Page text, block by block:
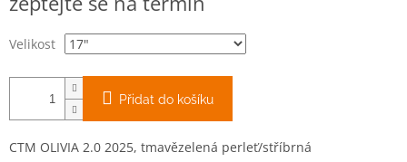
cena:
Velikost
Přidat do košíku
CTM OLIVIA 2.0 2025, tmavězelená perleť/stříbrná